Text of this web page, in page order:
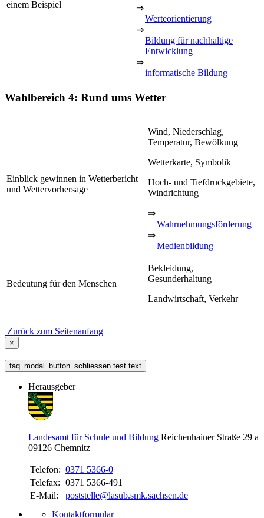
einem Beispiel
⇒
Werteorientierung
⇒
Bildung für nachhaltige
Entwicklung
⇒
informatische Bildung
Wahlbereich 4: Rund ums Wetter
Einblick gewinnen in Wetterbericht
und Wettervorhersage
Wind, Niederschlag,
Temperatur, Bewölkung
Wetterkarte, Symbolik
Hoch- und Tiefdruckgebiete,
Windrichtung
⇒
Wahrnehmungsförderung
⇒
Medienbildung
Bedeutung für den Menschen
Bekleidung,
Gesunderhaltung
Landwirtschaft, Verkehr
Zurück zum Seitenanfang
×
faq_modal_button_schliessen test text
Herausgeber
Landesamt für Schule und Bildung Reichenhainer Straße 29 a
09126 Chemnitz
Telefon: 0371 5366-0
Telefax: 0371 5366-491
E-Mail:
poststelle@lasub.smk.sachsen.de
Kontaktformular